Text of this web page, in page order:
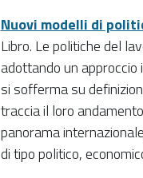
Nuovi modelli di
Libro. Le politiche del
adottando un approccio
si sofferma su
traccia il loro
panorama
di tipo politico,